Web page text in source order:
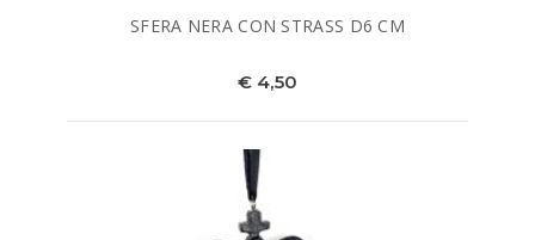
SFERA NERA CON STRASS D6 CM
€ 4,50